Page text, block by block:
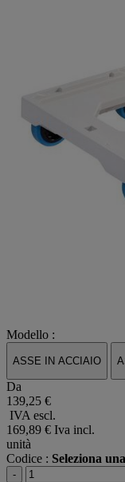
Modello :
ASSE IN ACCIAIO
Da
139,25 €
IVA escl.
169,89 € Iva incl.
unità
Codice : Seleziona
-